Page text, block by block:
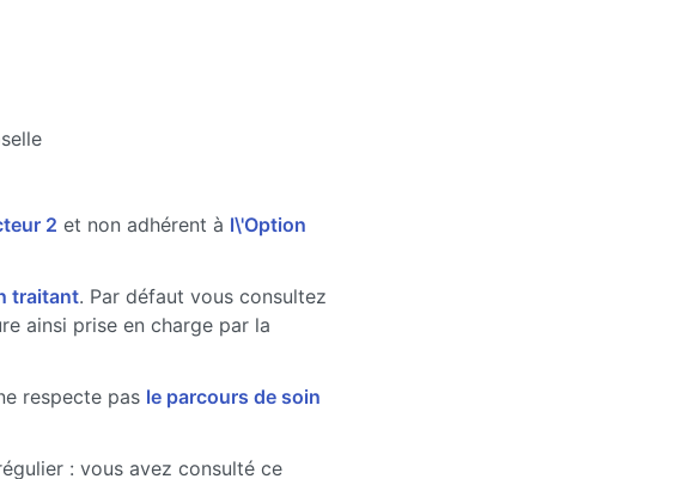
2 et non adhérent à l\'Option
traitant. Par défaut vous consultez
ainsi prise en charge par la
respecte pas le parcours de soin
: vous avez consulté ce